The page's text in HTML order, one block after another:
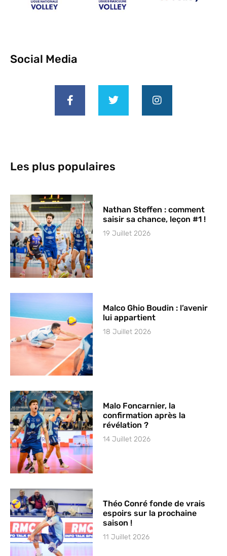
Social Media
Les plus populaires
Nathan Steffen : comment
saisir sa chance, leçon #1 !
19 Juillet 2026
Malco Ghio Boudin : l’avenir
lui appartient
18 Juillet 2026
Malo Foncarnier, la
confirmation après la
révélation ?
14 Juillet 2026
Théo Conré fonde de vrais
espoirs sur la prochaine
saison !
11 Juillet 2026